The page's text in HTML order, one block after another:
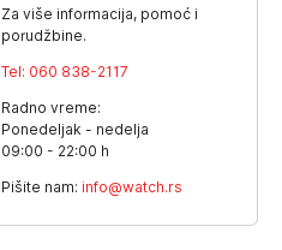
Za više informacija, pomoć i
porudžbine.
Tel: 060 838-2117
Radno vreme:
Ponedeljak - nedelja
09:00 - 22:00 h
Pišite nam: info@watch.rs